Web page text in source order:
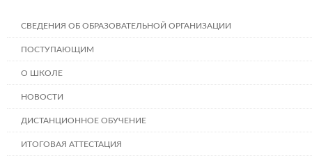
СВЕДЕНИЯ ОБ ОБРАЗОВАТЕЛЬНОЙ ОРГАНИЗАЦИИ
ПОСТУПАЮЩИМ
О ШКОЛЕ
НОВОСТИ
ДИСТАНЦИОННОЕ ОБУЧЕНИЕ
ИТОГОВАЯ АТТЕСТАЦИЯ